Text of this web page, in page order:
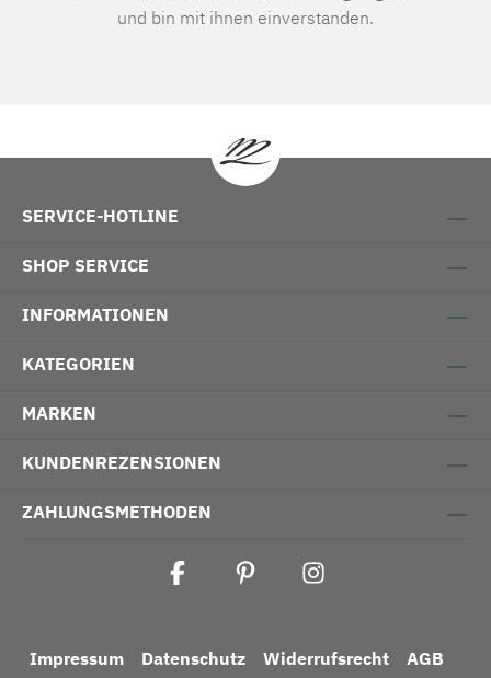
und bin mit ihnen einverstanden.
SERVICE-HOTLINE
SHOP SERVICE
INFORMATIONEN
KATEGORIEN
MARKEN
KUNDENREZENSIONEN
ZAHLUNGSMETHODEN
Impressum Datenschutz Widerrufsrecht AGB